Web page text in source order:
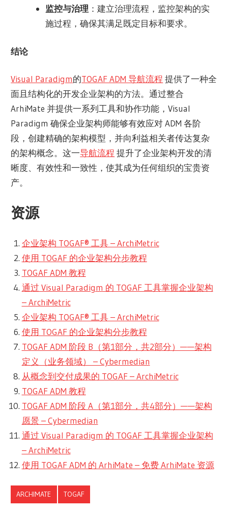
监控与治理 ：建立治理流程，监控架构的实
施过程，确保其满足既定目标和要求。
结论
Visual Paradigm的TOGAF ADM 导航流程 提供了一种全
面且结构化的开发企业架构的方法。通过整合
ArhiMate 并提供一系列工具和协作功能，Visual
Paradigm 确保企业架构师能够有效应对 ADM 各阶
段，创建精确的架构模型，并向利益相关者传达复杂
的架构概念。这一导航流程 提升了企业架构开发的清
晰度、有效性和一致性，使其成为任何组织的宝贵资
产。
资源
企业架构 TOGAF® 工具 – ArchiMetric
使用 TOGAF 的企业架构分步教程
TOGAF ADM 教程
通过 Visual Paradigm 的 TOGAF 工具掌握企业架构
– ArchiMetric
企业架构 TOGAF® 工具 – ArchiMetric
使用 TOGAF 的企业架构分步教程
TOGAF ADM 阶段 B（第1部分，共2部分）——架构
定义（业务领域） – Cybermedian
从概念到交付成果的 TOGAF – ArchiMetric
TOGAF ADM 教程
TOGAF ADM 阶段 A（第1部分，共4部分）——架构
愿景 – Cybermedian
通过 Visual Paradigm 的 TOGAF 工具掌握企业架构
– ArchiMetric
使用 TOGAF ADM 的 ArhiMate – 免费 ArhiMate 资源
ARCHIMATE TOGAF